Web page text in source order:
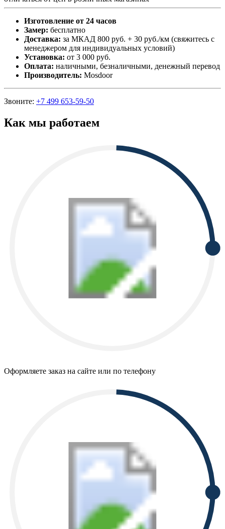
Изготовление от 24 часов
Замер: бесплатно
Доставка: за МКАД 800 руб. + 30 руб./км (свяжитесь с
менеджером для индивидуальных условий)
Установка: от 3 000 руб.
Оплата: наличными, безналичными, денежный перевод
Производитель: Mosdoor
Звоните: +7 499 653-59-50
Как мы работаем
Оформляете заказ на сайте или по телефону